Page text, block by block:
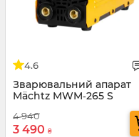
4.6
Зварювальний апарат
Mächtz MWM‑265 S
4 940
3 490 ₴